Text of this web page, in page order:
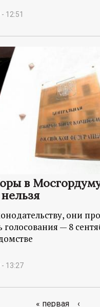
12:51
в
они
— 8
- 13:27
« первая ‹